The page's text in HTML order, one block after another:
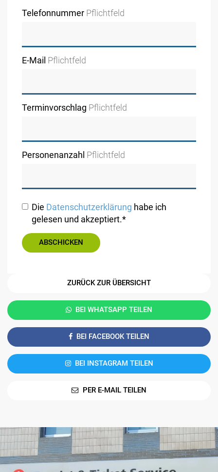
Telefonnummer Pflichtfeld
E-Mail Pflichtfeld
Terminvorschlag Pflichtfeld
Personenanzahl Pflichtfeld
Die Datenschutzerklärung habe ich
gelesen und akzeptiert.*
ZURÜCK ZUR ÜBERSICHT
BEI WHATSAPP TEILEN
BEI FACEBOOK TEILEN
BEI INSTAGRAM TEILEN
PER E-MAIL TEILEN